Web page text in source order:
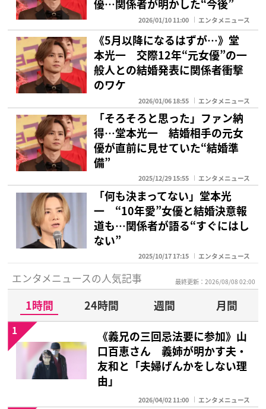
優…関係者が明かした“今後”
2026/01/10 11:00 エンタメニュース
《5月以降になるはずが…》堂
本光一 交際12年“元女優”の一
般人との結婚発表に関係者衝撃
のワケ
2026/01/06 18:55 エンタメニュース
「そろそろと思った」ファン納
得…堂本光一 結婚相手の元女
優が直前に見せていた“結婚準
備”
2025/12/29 15:55 エンタメニュース
「何も決まってない」堂本光
一 “10年愛”女優と結婚決意報
道も…関係者が語る“すぐにはし
ない”
2025/10/17 17:15 エンタメニュース
エンタメニュースの人気記事 最終更新：2026/08/08 02:00
1時間 24時間 週間
月間
《義兄の三回忌法要に参加》山
口百恵さん 義姉が明かす夫・
友和と「夫婦げんかをしない理
由」
2026/04/02 11:00 エンタメニュース
1